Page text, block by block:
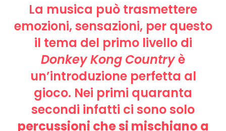
La musica può trasmettere
emozioni, sensazioni, per questo
il tema del primo livello di
Donkey Kong Countryè
un’introduzione perfetta al
gioco. Nei primi quaranta
secondi infatti ci sono solo
percussioni che si mischiano a